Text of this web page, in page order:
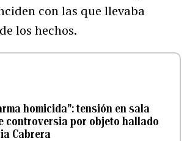
con las que llevaba
los hechos.
homicida”: tensión en sala
controversia por objeto hallado
Cabrera